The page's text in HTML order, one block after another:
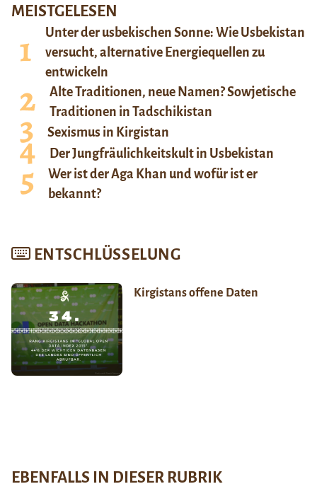
MEISTGELESEN
Unter der usbekischen Sonne: Wie Usbekistan
versucht, alternative Energiequellen zu
entwickeln
Alte Traditionen, neue Namen? Sowjetische
Traditionen in Tadschikistan
Sexismus in Kirgistan
Der Jungfräulichkeitskult in Usbekistan
Wer ist der Aga Khan und wofür ist er
bekannt?
ENTSCHLÜSSELUNG
Kirgistans offene Daten
EBENFALLS IN DIESER RUBRIK